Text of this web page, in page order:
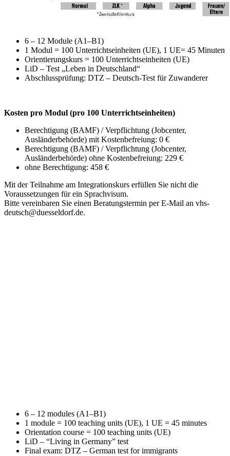
6 – 12 Module (A1–B1)
1 Modul = 100 Unterrichtseinheiten (UE), 1 UE= 45 Minuten
Orientierungskurs = 100 Unterrichtseinheiten (UE)
LiD – Test „Leben in Deutschland“
Abschlussprüfung: DTZ – Deutsch-Test für Zuwanderer
Kosten pro Modul (pro 100 Unterrichtseinheiten)
Berechtigung (BAMF) / Verpflichtung (Jobcenter,
Ausländerbehörde) mit Kostenbefreiung: 0 €
Berechtigung (BAMF) / Verpflichtung (Jobcenter,
Ausländerbehörde) ohne Kostenbefreiung: 229 €
ohne Berechtigung: 458 €
Mit der Teilnahme am Integrationskurs erfüllen Sie nicht die
Voraussetzungen für ein Sprachvisum.
Bitte vereinbaren Sie einen Beratungstermin per E-Mail an vhs-
deutsch@duesseldorf.de.
6 – 12 modules (A1–B1)
1 module = 100 teaching units (UE), 1 UE = 45 minutes
Orientation course = 100 teaching units (UE)
LiD – “Living in Germany” test
Final exam: DTZ – German test for immigrants